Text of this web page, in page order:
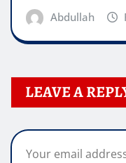
Abdullah
LEAVE A
Your email